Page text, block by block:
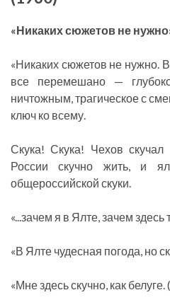
«Никаких сюжетов не
«Никаких сюжетов не нужно.
все перемешано —
ничтожным, трагическое с
ключ ко всему.
Скука! Скука! Чехов
России скучно жить, и
общероссийской скуки.
«...зачем я в Ялте, зачем здесь
«В Ялте чудесная погода, но
«Мне здесь скучно, как